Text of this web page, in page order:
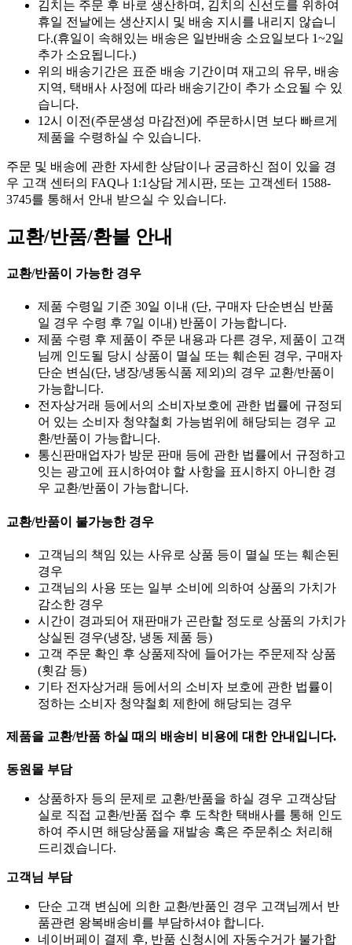
휴일 전날에는 생산지시 및 배송 지시를 내리지 않습니
다.(휴일이 속해있는 배송은 일반배송 소요일보다 1~2일
추가 소요됩니다.)
위의 배송기간은 표준 배송 기간이며 재고의 유무, 배송
지역, 택배사 사정에 따라 배송기간이 추가 소요될 수 있
습니다.
12시 이전(주문생성 마감전)에 주문하시면 보다 빠르게
제품을 수령하실 수 있습니다.
주문 및 배송에 관한 자세한 상담이나 궁금하신 점이 있을 경
우 고객 센터의 FAQ나 1:1상담 게시판, 또는 고객센터 1588-
3745를 통해서 안내 받으실 수 있습니다.
교환/반품/환불 안내
교환/반품이 가능한 경우
제품 수령일 기준 30일 이내 (단, 구매자 단순변심 반품
일 경우 수령 후 7일 이내) 반품이 가능합니다.
제품 수령 후 제품이 주문 내용과 다른 경우, 제품이 고객
님께 인도될 당시 상품이 멸실 또는 훼손된 경우, 구매자
단순 변심(단, 냉장/냉동식품 제외)의 경우 교환/반품이
가능합니다.
전자상거래 등에서의 소비자보호에 관한 법률에 규정되
어 있는 소비자 청약철회 가능범위에 해당되는 경우 교
환/반품이 가능합니다.
통신판매업자가 방문 판매 등에 관한 법률에서 규정하고
잇는 광고에 표시하여야 할 사항을 표시하지 아니한 경
우 교환/반품이 가능합니다.
교환/반품이 불가능한 경우
고객님의 책임 있는 사유로 상품 등이 멸실 또는 훼손된
경우
고객님의 사용 또는 일부 소비에 의하여 상품의 가치가
감소한 경우
시간이 경과되어 재판매가 곤란할 정도로 상품의 가치가
상실된 경우(냉장, 냉동 제품 등)
고객 주문 확인 후 상품제작에 들어가는 주문제작 상품
(횟감 등)
기타 전자상거래 등에서의 소비자 보호에 관한 법률이
정하는 소비자 청약철회 제한에 해당되는 경우
제품을 교환/반품 하실 때의 배송비 비용에 대한 안내입니다.
동원몰 부담
상품하자 등의 문제로 교환/반품을 하실 경우 고객상담
실로 직접 교환/반품 접수 후 도착한 택배사를 통해 인도
하여 주시면 해당상품을 재발송 혹은 주문취소 처리해
드리겠습니다.
고객님 부담
단순 고객 변심에 의한 교환/반품인 경우 고객님께서 반
품관련 왕복배송비를 부담하셔야 합니다.
네이버페이 결제 후, 반품 신청시에 자동수거가 불가합